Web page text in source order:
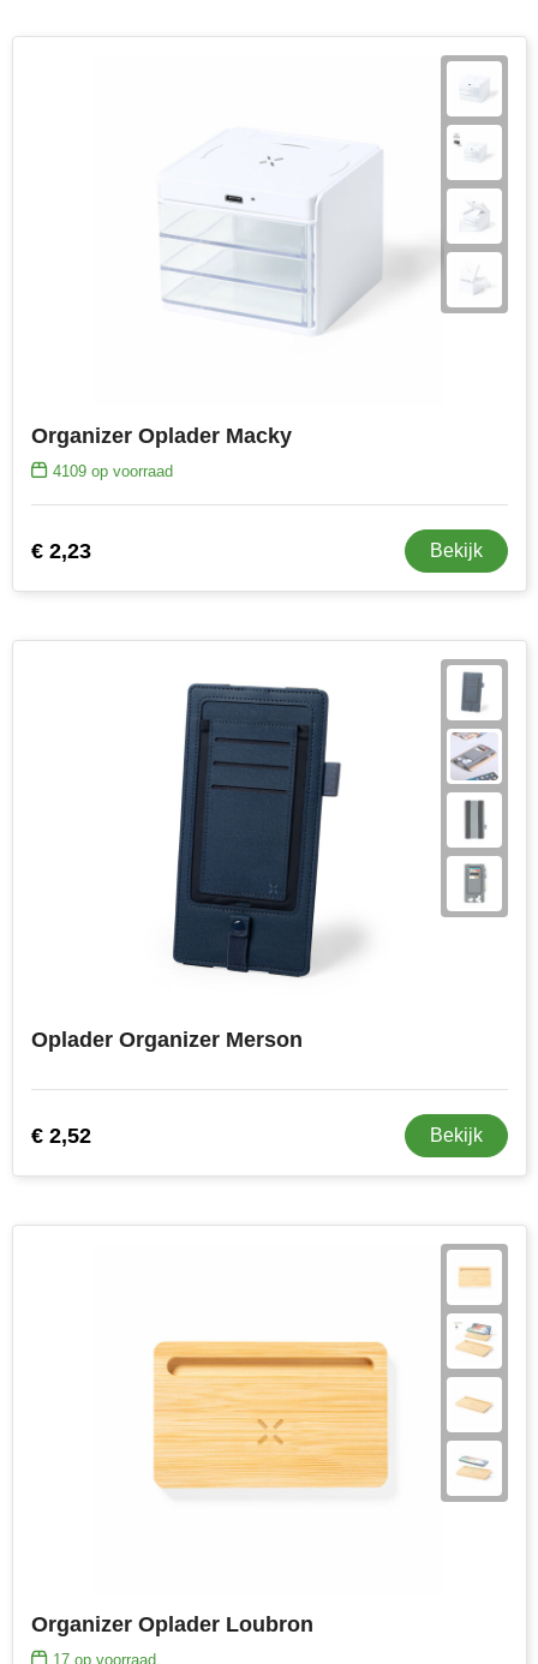
Organizer Oplader Macky
4109op voorraad
€ 2,23 Bekijk
Oplader Organizer Merson
€ 2,52 Bekijk
Organizer Oplader Loubron
17op voorraad